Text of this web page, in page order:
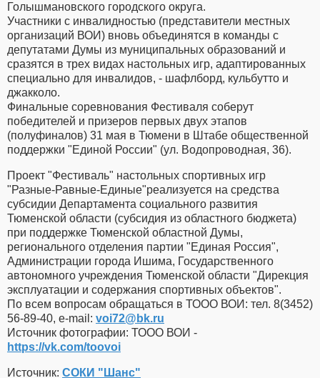
Голышмановского городского округа.
Участники с инвалидностью (представители местных
организаций ВОИ) вновь объединятся в команды с
депутатами Думы из муниципальных образований и
сразятся в трех видах настольных игр, адаптированных
специально для инвалидов, - шафлборд, кульбутто и
джакколо.
Финальные соревнования Фестиваля соберут
победителей и призеров первых двух этапов
(полуфиналов) 31 мая в Тюмени в Штабе общественной
поддержки "Единой России" (ул. Водопроводная, 36).
Проект "Фестиваль" настольных спортивных игр
"Разные-Равные-Единые"реализуется на средства
субсидии Департамента социального развития
Тюменской области (субсидия из областного бюджета)
при поддержке Тюменской областной Думы,
регионального отделения партии "Единая Россия",
Администрации города Ишима, Государственного
автономного учреждения Тюменской области "Дирекция
эксплуатации и содержания спортивных объектов".
По всем вопросам обращаться в ТООО ВОИ: тел. 8(3452)
56-89-40, e-mail: voi72​@ ​bk.ru
Источник фотографии: ТООО ВОИ -
https://vk.com/toovoi
Источник: СОКИ "Шанс"